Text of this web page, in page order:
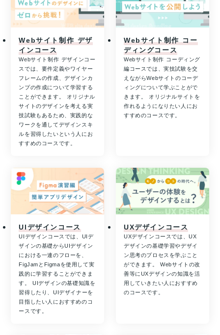
Webサイト制作 デザ
インコース
Webサイト制作 デザインコー
スでは、要件定義やワイヤー
フレームの作成、デザインカ
ンプの作成について学習する
ことができます。 オリジナル
サイトのデザインを考える実
技試験もあるため、実践的な
ワークを通してデザインスキ
ルを習得したいという人にお
すすめのコースです。
Webサイト制作 コー
ディングコース
Webサイト制作 コーディング
編コースでは、実技試験を交
えながらWebサイトのコーデ
ィングについて学ぶことがで
きます。 オリジナルサイトを
作れるようになりたい人にお
すすめのコースです。
UIデザインコース
UIデザインコースでは、UIデ
ザインの基礎からUIデザイン
における一連のフローを、
FigJamとFigmaを使用して実
践的に学習することができま
す。 UIデザインの基礎知識を
習得したり、UIデザイナーを
目指したい人におすすめのコ
ースです。
UXデザインコース
UXデザインコースでは、UX
デザインの基礎学習やデザイ
ン思考のプロセスを学ぶこと
ができます。 Webサイトの改
善等にUXデザインの知識を活
用していきたい人におすすめ
のコースです。